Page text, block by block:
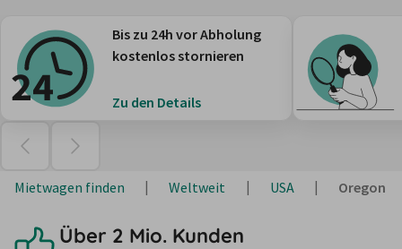
Bis zu 24h vor Abholung
kostenlos stornieren
Zu den Details
Mietwagen finden Weltweit USA Oregon
Über 2 Mio. Kunden